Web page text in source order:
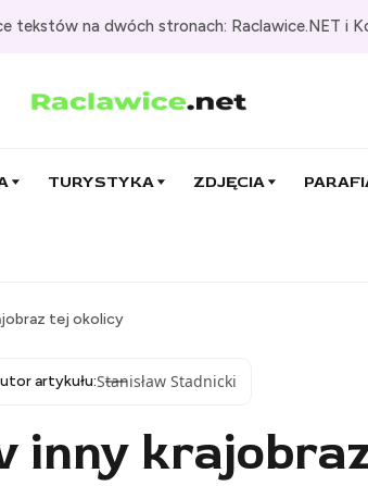
na dwóch stronach: Raclawice.NET i
TURYSTYKA ZDJĘCIA
tej okolicy
artykułu:Stanisław Stadnicki
inny